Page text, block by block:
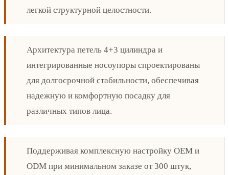
легкой структурной целостности.
Архитектура петель 4+3 цилиндра и
интегрированные носоупоры спроектированы
для долгосрочной стабильности, обеспечивая
надежную и комфортную посадку для
различных типов лица.
Поддерживая комплексную настройку OEM и
ODM при минимальном заказе от 300 штук,